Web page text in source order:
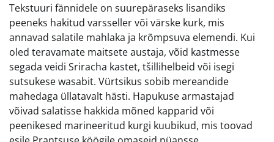
Tekstuuri fännidele on suurepäraseks lisandiks
peeneks hakitud varsseller või värske kurk, mis
annavad salatile mahlaka ja krõmpsuva elemendi. Kui
oled teravamate maitsete austaja, võid kastmesse
segada veidi Sriracha kastet, tšillihelbeid või isegi
sutsukese wasabit. Vürtsikus sobib mereandide
mahedaga üllatavalt hästi. Hapukuse armastajad
võivad salatisse hakkida mõned kapparid või
peenikesed marineeritud kurgi kuubikud, mis toovad